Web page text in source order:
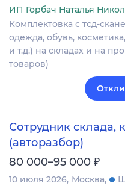
ИП Горбач Наталья
Комплектовка с тсд-
одежда, обувь,
и т.д.) на складах и на
товаров)
Сотрудник склада,
(авторазбор)
80 000–95 000 ₽
10 июля 2026 Москва